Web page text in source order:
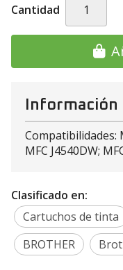
Cantidad
Información
Compatibilidades:
MFC J4540DW;
Clasificado en:
Cartuchos de tinta
BROTHER